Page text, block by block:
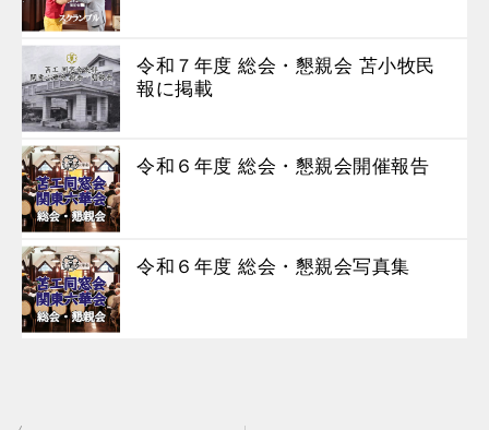
令和７年度 総会・懇親会 苫小牧民
報に掲載
令和６年度 総会・懇親会開催報告
令和６年度 総会・懇親会写真集